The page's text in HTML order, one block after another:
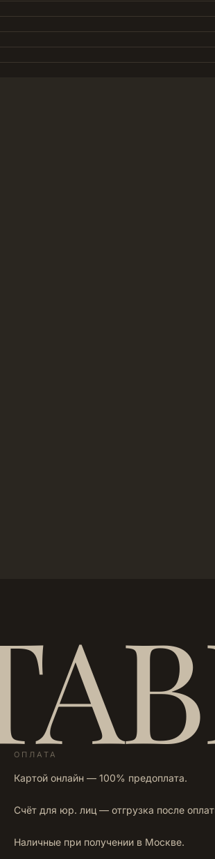
ОПЛАТА
Картой онлайн — 100% предоплата.
Счёт для юр. лиц — отгрузка после
Наличные при получении в Москве.